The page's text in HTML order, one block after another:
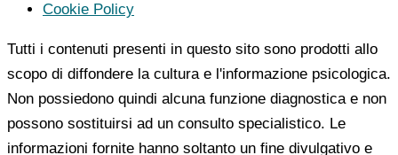
Cookie Policy
Tutti i contenuti presenti in questo sito sono prodotti allo
scopo di diffondere la cultura e l'informazione psicologica.
Non possiedono quindi alcuna funzione diagnostica e non
possono sostituirsi ad un consulto specialistico. Le
informazioni fornite hanno soltanto un fine divulgativo e